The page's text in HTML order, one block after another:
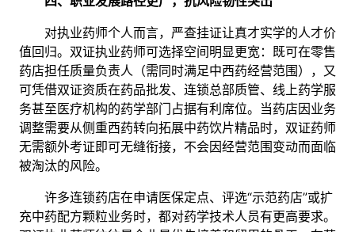
对执业药师个人而言，严查挂证让真才实学的人才价
值回归。双证执业药师可选择空间明显更宽：既可在零售
药店担任质量负责人（需同时满足中西药经营范围），又
可凭借双证资质在药品批发、连锁总部质管、线上药学服
务甚至医疗机构的药学部门占据有利席位。当药店因业务
调整需要从侧重西药转向拓展中药饮片精品时，双证药师
无需额外考证即可无缝衔接，不会因经营范围变动而面临
被淘汰的风险。
许多连锁药店在申请医保定点、评选“示范药店”或扩
充中药配方颗粒业务时，都对药学技术人员有更高要求。